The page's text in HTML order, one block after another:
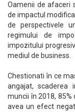
Oamenii de afaceri
de impactul
de perspectivele
regimului de
impozitului
mediul de business.
Chestionati în ce
angajat, scaderea
muncii în 2018,
avea un efect